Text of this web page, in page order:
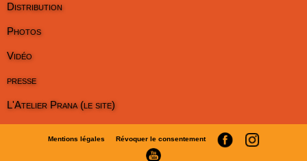
Distribution
Photos
Vidéo
presse
L'Atelier Prana (le site)
Mentions légales Révoquer le consentement